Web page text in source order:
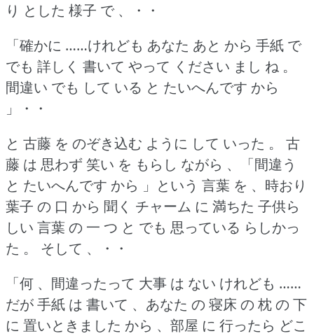
り とした 様子 で 、・・
「確かに ……けれども あなた あと から 手紙 で
でも 詳しく 書いて やって ください まし ね 。
間違い でも して いる と たいへんです から
」・・
と 古藤 を のぞき込む ように して いった 。
古
藤 は 思わず 笑い を もらし ながら 、「間違う
と たいへんです から 」という 言葉 を 、時おり
葉子 の 口 から 聞く チャーム に 満ちた 子供ら
しい 言葉 の 一 つ と でも 思っている らしかっ
た 。
そして 、・・
「何 、間違ったって 大事 は ない けれども ……
だが 手紙 は 書いて 、あなた の 寝床 の 枕 の 下
に 置いときました から 、部屋 に 行ったら どこ